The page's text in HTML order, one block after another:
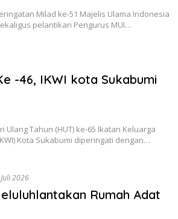
Milad ke-51 Majelis Ulama Indonesia
pelantikan Pengurus MUI…
-46, IKWI kota Sukabumi
Ulang Tahun (HUT) ke-65 Ikatan Keluarga
Kota Sukabumi diperingati dengan…
2026
Rumah Adat